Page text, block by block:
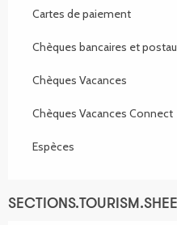
Cartes de paiement
Chèques bancaires et
Chèques Vacances
Chèques Vacances Connect
Espèces